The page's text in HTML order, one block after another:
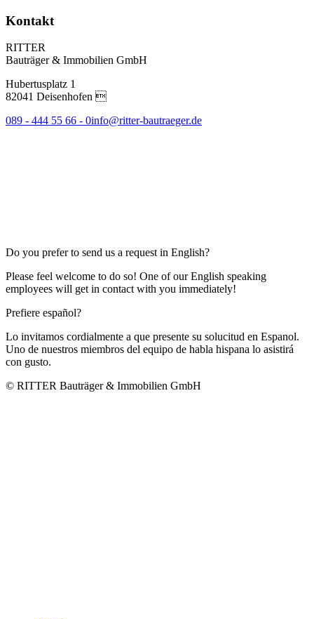
Kontakt
RITTER
Bauträger & Immobilien GmbH
Hubertusplatz 1
82041 Deisenhofen 
089 - 444 55 66 - 0info@ritter-bautraeger.de
Do you prefer to send us a request in English?
Please feel welcome to do so! One of our English speaking
employees will get in contact with you immediately!
Prefiere español?
Lo invitamos cordialmente a que presente su solucitud en Espanol.
Uno de nuestros miembros del equipo de habla hispana lo asistirá
con gusto.
© RITTER Bauträger & Immobilien GmbH